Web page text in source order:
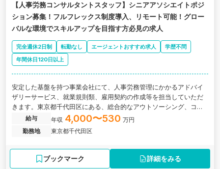
【人事労務コンサルタントスタッフ】シニアアソシエイトポジ
ション募集！フルフレックス制度導入、リモート可能！グロー
バルな環境でスキルアップを目指す方必見の求人
完全週休2日制 転勤なし エージェントおすすめ求人
学歴不問
年間休日120日以上
安定した基盤を持つ事業会社にて、人事労務管理にかかるアドバイ
ザリーサービス、就業規則類、雇用契約の作成等を担当していただ
きます。東京都千代田区にある、総合的なアウトソーシング、コン
サルティングサービスを提供する企業の求人です。
給与 年収 4,000〜530 万円
勤務地
東京都千代田区
ブックマーク 詳細をみる